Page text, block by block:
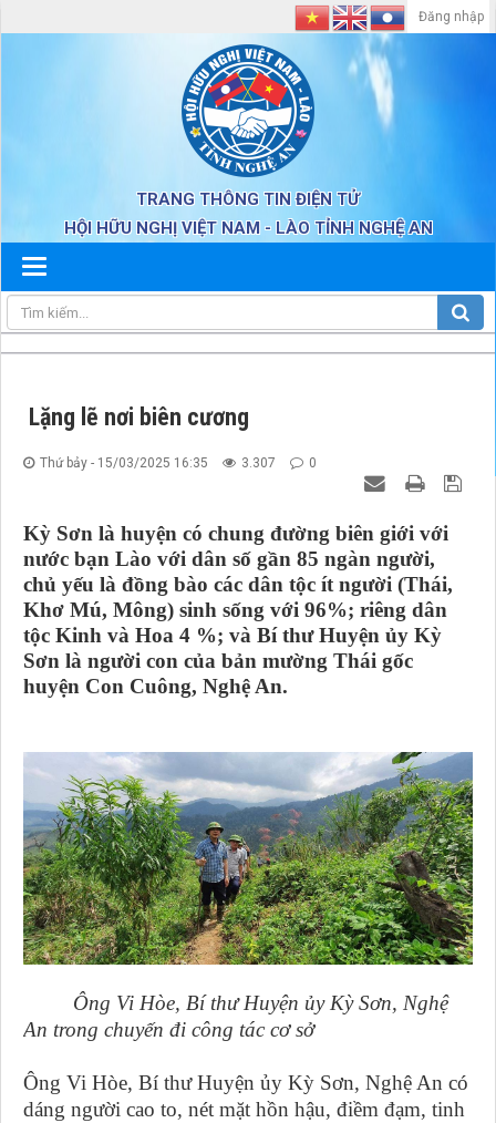
TRANG THÔNG TIN ĐIỆN TỬ
HỘI HỮU NGHỊ VIỆT NAM - LÀO TỈNH NGHỆ AN
Đăng nhập
Lặng lẽ nơi biên cương
Thứ bảy - 15/03/2025 16:35 3.307 0
Kỳ Sơn là huyện có chung đường biên giới với
nước bạn Lào với dân số gần 85 ngàn người,
chủ yếu là đồng bào các dân tộc ít người (Thái,
Khơ Mú, Mông) sinh sống với 96%; riêng dân
tộc Kinh và Hoa 4 %; và Bí thư Huyện ủy Kỳ
Sơn là người con của bản mường Thái gốc
huyện Con Cuông, Nghệ An.
Ông Vi Hòe, Bí thư Huyện ủy Kỳ Sơn, Nghệ
An trong chuyến đi công tác cơ sở
Ông Vi Hòe, Bí thư Huyện ủy Kỳ Sơn, Nghệ An có
dáng người cao to, nét mặt hồn hậu, điềm đạm, tinh